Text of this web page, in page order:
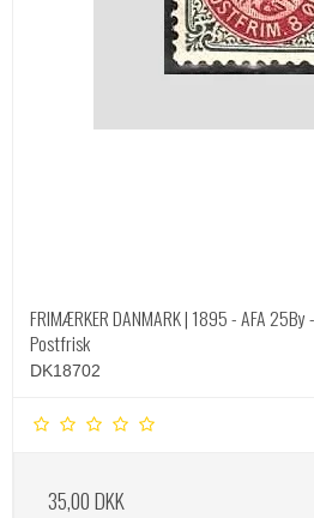
FRIMÆRKER DANMARK | 1895 - AFA
Postfrisk
DK18702
35,00 DKK